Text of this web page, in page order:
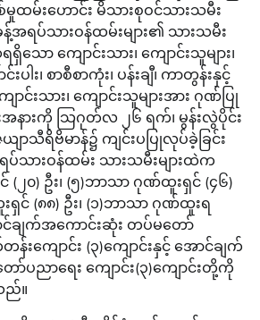
မှုထမ်းဟောင်း မိသားစုဝင်သားသမီး
န့်အရပ်သားဝန်ထမ်းများ၏ သားသမီး
သော ကျောင်းသား၊ ကျောင်းသူများ၊
ါး၊ စာစီစာကုံး၊ ပန်းချီ၊ ကာတွန်းနှင့်
ာင်းသား၊ ကျောင်းသူများအား ဂုဏ်ပြု
းအနားကို သြဂုတ်လ ၂၆ ရက်၊ မွန်းလွဲပိုင်း
ာသီရိဗိမာန်၌ ကျင်းပပြုလုပ်ခဲ့ခြင်း
ရပ်သားဝန်ထမ်း သားသမီးများထဲက
၂၀) ဦး၊ (၅)ဘာသာ ဂုဏ်ထူးရှင် (၄၆)
ရှင် (၈၈) ဦး၊ (၁)ဘာသာ ဂုဏ်ထူးရ
င်ချက်အကောင်းဆုံး တပ်မတော်
ကျောင်း (၃)ကျောင်းနှင့် အောင်ချက်
ပညာရေး ကျောင်း(၃)ကျောင်းတို့ကို
ည်။